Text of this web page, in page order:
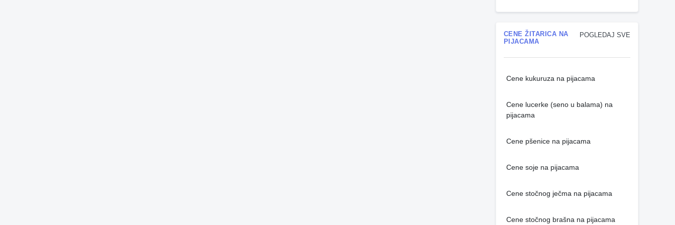
POGLEDAJ SVE
CENE ŽITARICA NA
PIJACAMA
Cene kukuruza na pijacama
Cene lucerke (seno u balama) na
pijacama
Cene pšenice na pijacama
Cene soje na pijacama
Cene stočnog ječma na pijacama
Cene stočnog brašna na pijacama